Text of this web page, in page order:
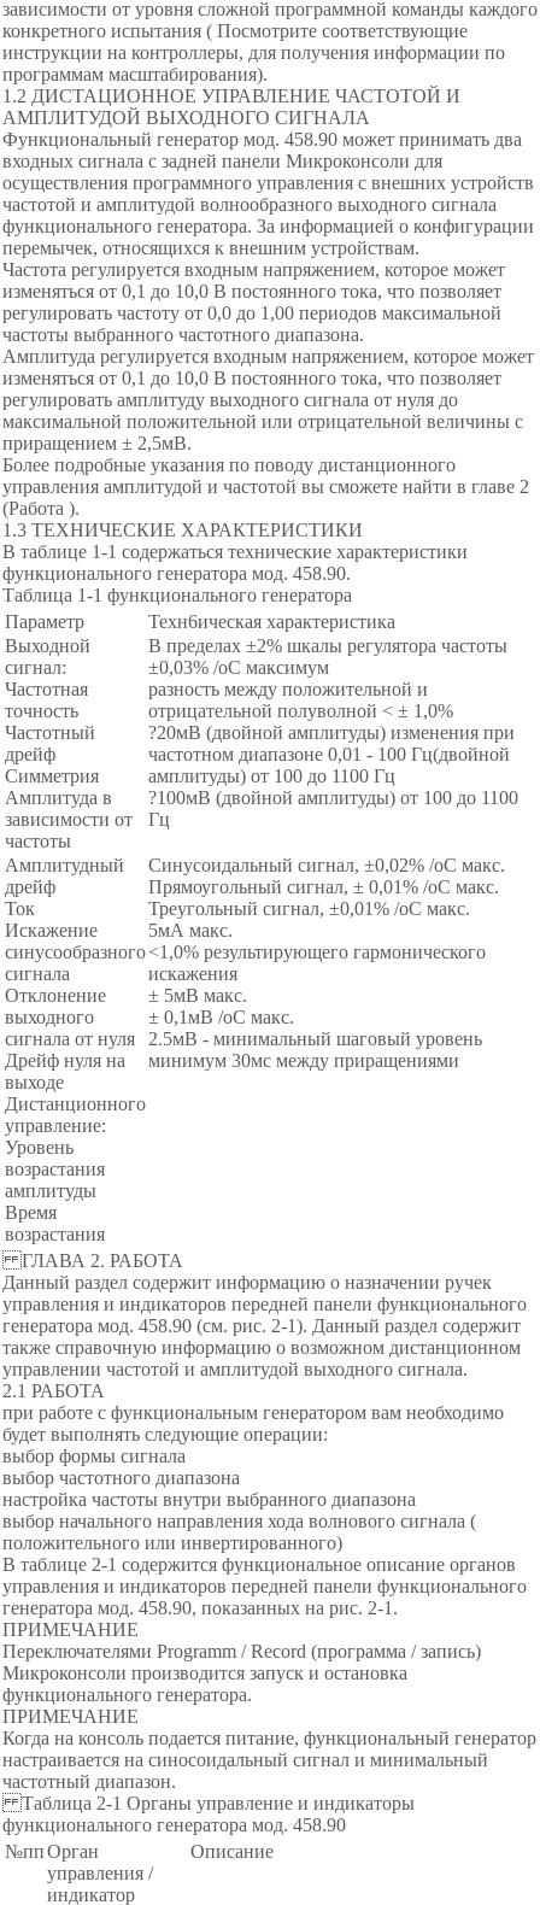
зависимости от уровня сложной программной команды каждого
конкретного испытания ( Посмотрите соответствующие
инструкции на контроллеры, для получения информации по
программам масштабирования).
1.2 ДИСТАЦИОННОЕ УПРАВЛЕНИЕ ЧАСТОТОЙ И
АМПЛИТУДОЙ ВЫХОДНОГО СИГНАЛА
Функциональный генератор мод. 458.90 может принимать два
входных сигнала с задней панели Микроконсоли для
осуществления программного управления с внешних устройств
частотой и амплитудой волнообразного выходного сигнала
функционального генератора. За информацией о конфигурации
перемычек, относящихся к внешним устройствам.
Частота регулируется входным напряжением, которое может
изменяться от 0,1 до 10,0 В постоянного тока, что позволяет
регулировать частоту от 0,0 до 1,00 периодов максимальной
частоты выбранного частотного диапазона.
Амплитуда регулируется входным напряжением, которое может
изменяться от 0,1 до 10,0 В постоянного тока, что позволяет
регулировать амплитуду выходного сигнала от нуля до
максимальной положительной или отрицательной величины с
приращением ± 2,5мВ.
Более подробные указания по поводу дистанционного
управления амплитудой и частотой вы сможете найти в главе 2
(Работа ).
1.3 ТЕХНИЧЕСКИЕ ХАРАКТЕРИСТИКИ
В таблице 1-1 содержаться технические характеристики
функционального генератора мод. 458.90.
Таблица 1-1 функционального генератора
Параметр
Техн6ическая характеристика
Выходной
сигнал:
Частотная
точность
Частотный
дрейф
Симметрия
Амплитуда в
зависимости от
частоты
В пределах ±2% шкалы регулятора частоты
±0,03% /оС максимум
разность между положительной и
отрицательной полуволной < ± 1,0%
?20мВ (двойной амплитуды) изменения при
частотном диапазоне 0,01 - 100 Гц(двойной
амплитуды) от 100 до 1100 Гц
?100мВ (двойной амплитуды) от 100 до 1100
Гц
Амплитудный
дрейф
Ток
Искажение
синусообразного
сигнала
Отклонение
выходного
сигнала от нуля
Дрейф нуля на
выходе
Дистанционного
управление:
Уровень
возрастания
амплитуды
Время
возрастания
Синусоидальный сигнал, ±0,02% /оС макс.
Прямоугольный сигнал, ± 0,01% /оС макс.
Треугольный сигнал, ±0,01% /оС макс.
5мА макс.
<1,0% результирующего гармонического
искажения
± 5мВ макс.
± 0,1мВ /оС макс.
2.5мВ - минимальный шаговый уровень
минимум 30мс между приращениями
ГЛАВА 2. РАБОТА
Данный раздел содержит информацию о назначении ручек
управления и индикаторов передней панели функционального
генератора мод. 458.90 (см. рис. 2-1). Данный раздел содержит
также справочную информацию о возможном дистанционном
управлении частотой и амплитудой выходного сигнала.
2.1 РАБОТА
при работе с функциональным генератором вам необходимо
будет выполнять следующие операции:
выбор формы сигнала
выбор частотного диапазона
настройка частоты внутри выбранного диапазона
выбор начального направления хода волнового сигнала (
положительного или инвертированного)
В таблице 2-1 содержится функциональное описание органов
управления и индикаторов передней панели функционального
генератора мод. 458.90, показанных на рис. 2-1.
ПРИМЕЧАНИЕ
Переключателями Programm / Record (программа / запись)
Микроконсоли производится запуск и остановка
функционального генератора.
ПРИМЕЧАНИЕ
Когда на консоль подается питание, функциональный генератор
настраивается на синосоидальный сигнал и минимальный
частотный диапазон.
Таблица 2-1 Органы управление и индикаторы
функционального генератора мод. 458.90
№ппОрган
управления /
индикатор
Описание